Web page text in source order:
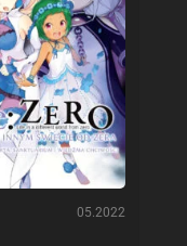
05.2022